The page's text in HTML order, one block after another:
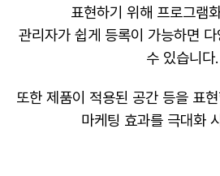
표현하기 위해 프로그램
관리자가 쉽게 등록이 가능하면
수 있습니다.
또한 제품이 적용된 공간 등을 표
마케팅 효과를 극대화